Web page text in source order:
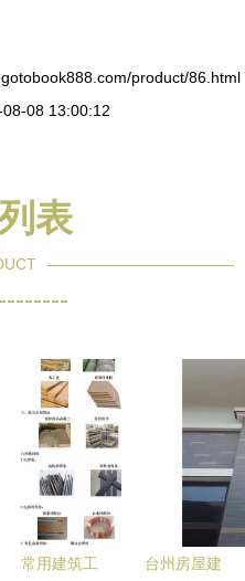
product/86.html
08 13:00:12
表
常用建筑工
台州房屋建